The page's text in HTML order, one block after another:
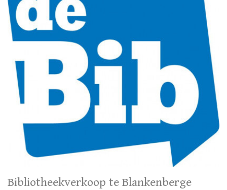
Bibliotheekverkoop te Blankenberge